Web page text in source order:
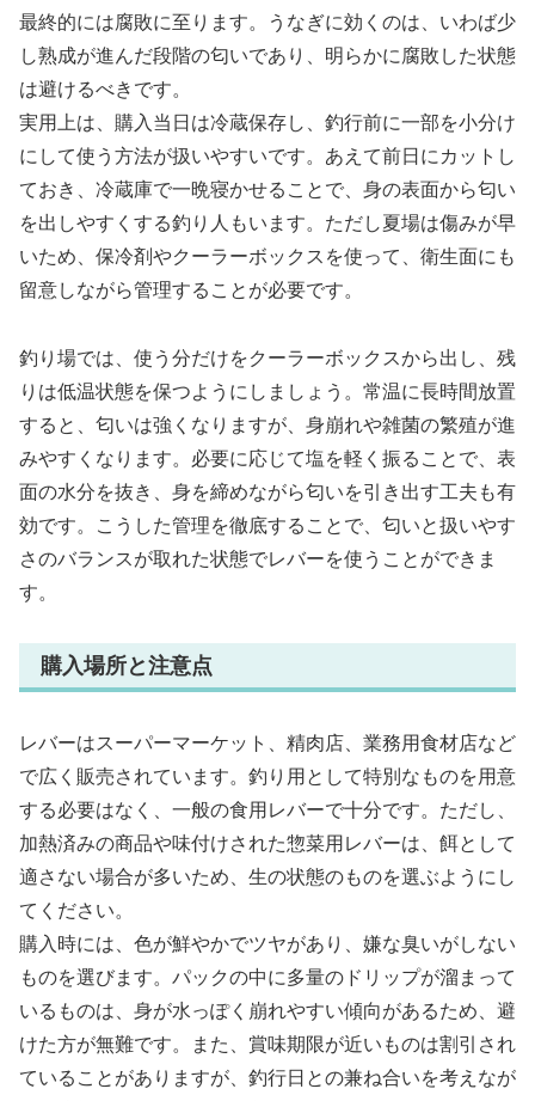
最終的には腐敗に至ります。うなぎに効くのは、いわば少
し熟成が進んだ段階の匂いであり、明らかに腐敗した状態
は避けるべきです。
実用上は、購入当日は冷蔵保存し、釣行前に一部を小分け
にして使う方法が扱いやすいです。あえて前日にカットし
ておき、冷蔵庫で一晩寝かせることで、身の表面から匂い
を出しやすくする釣り人もいます。ただし夏場は傷みが早
いため、保冷剤やクーラーボックスを使って、衛生面にも
留意しながら管理することが必要です。
釣り場では、使う分だけをクーラーボックスから出し、残
りは低温状態を保つようにしましょう。常温に長時間放置
すると、匂いは強くなりますが、身崩れや雑菌の繁殖が進
みやすくなります。必要に応じて塩を軽く振ることで、表
面の水分を抜き、身を締めながら匂いを引き出す工夫も有
効です。こうした管理を徹底することで、匂いと扱いやす
さのバランスが取れた状態でレバーを使うことができま
す。
購入場所と注意点
レバーはスーパーマーケット、精肉店、業務用食材店など
で広く販売されています。釣り用として特別なものを用意
する必要はなく、一般の食用レバーで十分です。ただし、
加熱済みの商品や味付けされた惣菜用レバーは、餌として
適さない場合が多いため、生の状態のものを選ぶようにし
てください。
購入時には、色が鮮やかでツヤがあり、嫌な臭いがしない
ものを選びます。パックの中に多量のドリップが溜まって
いるものは、身が水っぽく崩れやすい傾向があるため、避
けた方が無難です。また、賞味期限が近いものは割引され
ていることがありますが、釣行日との兼ね合いを考えなが